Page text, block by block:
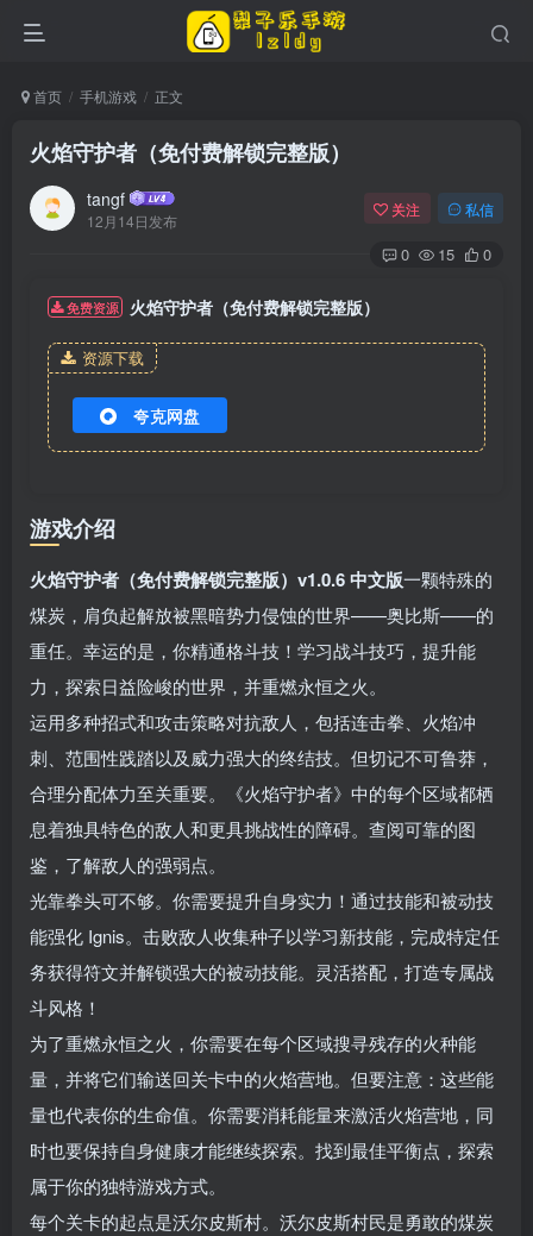
首页 手机游戏 正文
火焰守护者（免付费解锁完整版）
tangf
12月14日发布
关注 私信
0 15 0
免费资源 火焰守护者（免付费解锁完整版）
资源下载
夸克网盘
游戏介绍
火焰守护者（免付费解锁完整版）v1.0.6 中文版一颗特殊的
煤炭，肩负起解放被黑暗势力侵蚀的世界——奥比斯——的
重任。幸运的是，你精通格斗技！学习战斗技巧，提升能
力，探索日益险峻的世界，并重燃永恒之火。
运用多种招式和攻击策略对抗敌人，包括连击拳、火焰冲
刺、范围性践踏以及威力强大的终结技。但切记不可鲁莽，
合理分配体力至关重要。《火焰守护者》中的每个区域都栖
息着独具特色的敌人和更具挑战性的障碍。查阅可靠的图
鉴，了解敌人的强弱点。
光靠拳头可不够。你需要提升自身实力！通过技能和被动技
能强化 Ignis。击败敌人收集种子以学习新技能，完成特定任
务获得符文并解锁强大的被动技能。灵活搭配，打造专属战
斗风格！
为了重燃永恒之火，你需要在每个区域搜寻残存的火种能
量，并将它们输送回关卡中的火焰营地。但要注意：这些能
量也代表你的生命值。你需要消耗能量来激活火焰营地，同
时也要保持自身健康才能继续探索。找到最佳平衡点，探索
属于你的独特游戏方式。
每个关卡的起点是沃尔皮斯村。沃尔皮斯村民是勇敢的煤炭